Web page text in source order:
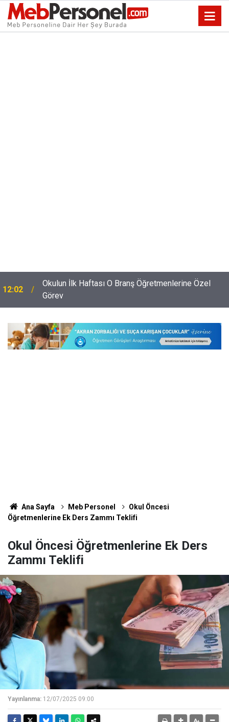
12:02
Okulun İlk Haftası O Branş Öğretmenlerine Özel
Görev
Ana Sayfa Meb Personel
Okul Öncesi
Öğretmenlerine Ek Ders Zammı Teklifi
Okul Öncesi Öğretmenlerine Ek Ders
Zammı Teklifi
Yayınlanma: 12/07/2025 09:00